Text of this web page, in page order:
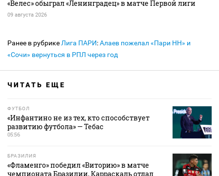
«Велес» обыграл «Ленинградец» в матче Первой лиги
09 августа 2026
Ранее в рубрике Лига ПАРИ:Алаев пожелал «Пари НН» и
«Сочи» вернуться в РПЛ через год
ЧИТАТЬ ЕЩЕ
ФУТБОЛ
«Инфантино не из тех, кто способствует
развитию футбола» — Тебас
05:56
БРАЗИЛИЯ
«Фламенго» победил «Виторию» в матче
чемпионата Бразилии, Карраскаль отдал